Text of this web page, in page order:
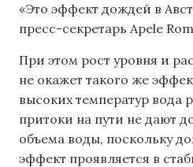
«Это эффект дождей в
пресс-секретарь Apele
При этом рост уровня и
не окажет такого же
высоких температур вода
притоки на пути не дают
объема воды, поскольку
эффект проявляется в